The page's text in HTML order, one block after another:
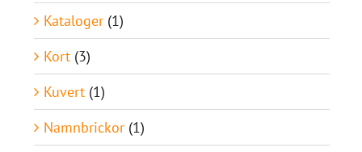
Kataloger (1)
Kort (3)
Kuvert (1)
Namnbrickor (1)